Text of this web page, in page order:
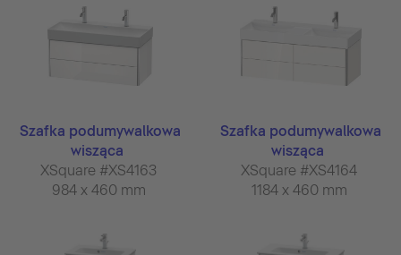
Szafka podumywalkowa
wisząca
XSquare #XS4163
984 x 460 mm
Szafka podumywalkowa
wisząca
XSquare #XS4164
1184 x 460 mm